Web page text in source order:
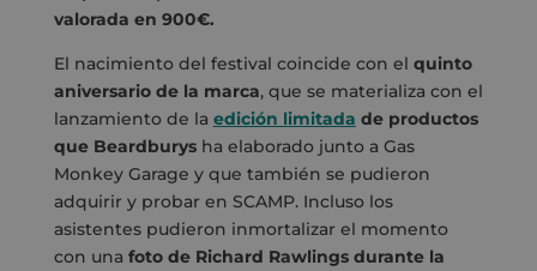
valorada en 900€.
El nacimiento del festival coincide con el quinto
aniversario de la marca, que se materializa con el
lanzamiento de la edición limitada de productos
que Beardburysha elaborado junto a Gas
Monkey Garage y que también se pudieron
adquirir y probar en SCAMP. Incluso los
asistentes pudieron inmortalizar el momento
con una foto de Richard Rawlings durante la